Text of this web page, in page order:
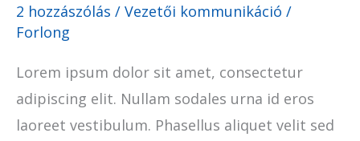
2 hozzászólás / Vezetői kommunikáció /
Forlong
Lorem ipsum dolor sit amet, consectetur
adipiscing elit. Nullam sodales urna id eros
laoreet vestibulum. Phasellus aliquet velit sed